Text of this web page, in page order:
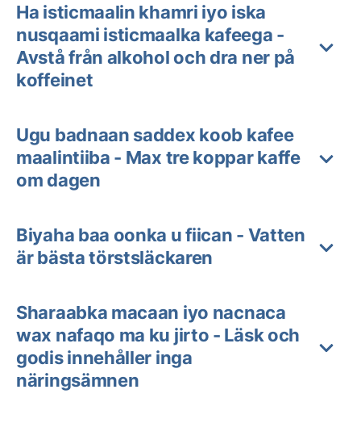
Ha isticmaalin khamri iyo iska
nusqaami isticmaalka kafeega -
Avstå från alkohol och dra ner på
koffeinet
Ugu badnaan saddex koob kafee
maalintiiba - Max tre koppar kaffe
om dagen
Biyaha baa oonka u fiican - Vatten
är bästa törstsläckaren
Sharaabka macaan iyo nacnaca
wax nafaqo ma ku jirto - Läsk och
godis innehåller inga
näringsämnen